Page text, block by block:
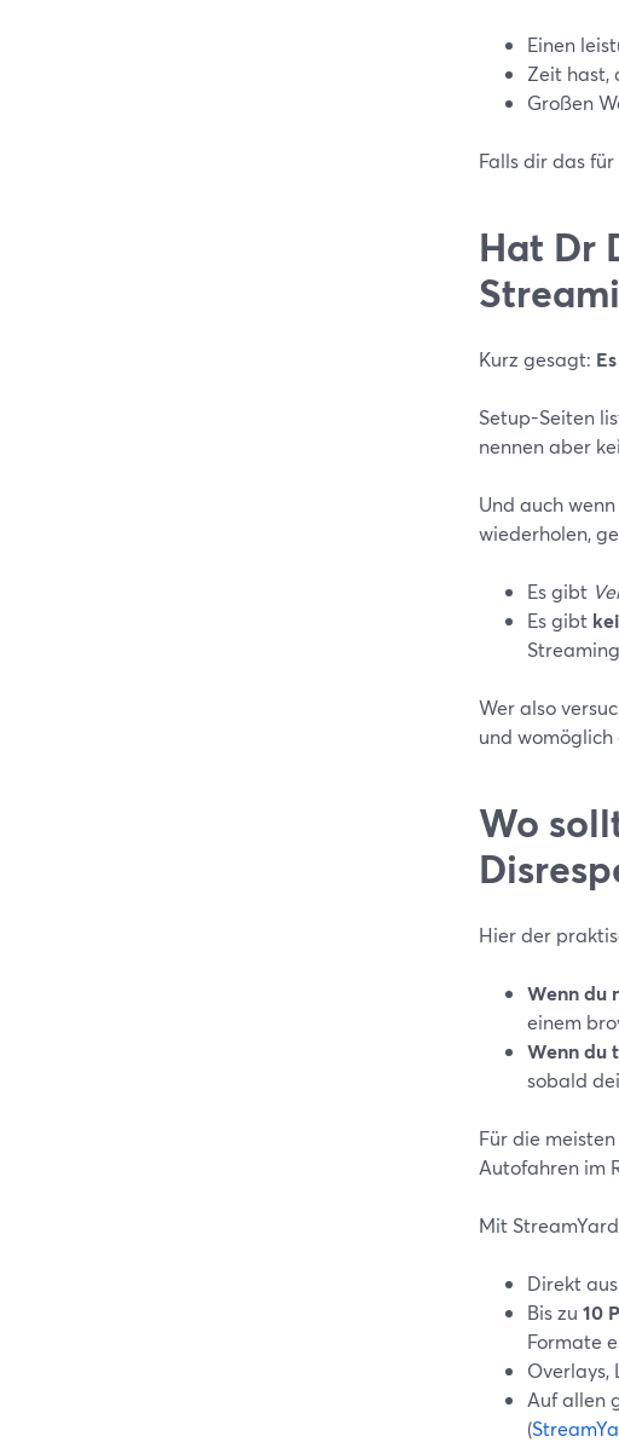
Einen
Zeit hast,
Großen
Falls dir das
Hat Dr
Kurz gesagt:
Setup-Seiten
nennen aber
Und auch
wiederholen,
Es gibt
Es gibt
Wer also
und
Wo
Hier der
Wenn du
einem
Wenn du
sobald
Für die
Autofahren im
Mit
Direkt
Bis zu 10
Formate
Overlays,
Auf allen
(